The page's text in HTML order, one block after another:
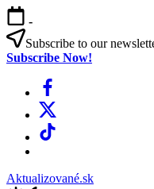
Skip
to
content
-
Subscribe to our
Subscribe Now!
Facebook
X
TikTok
Aktualizované.sk